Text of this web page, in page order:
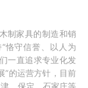
制家具的制造和销
恪守信誉、以人为
一直追求专业化发
”的运营方针，目前
、保定、石家庄等